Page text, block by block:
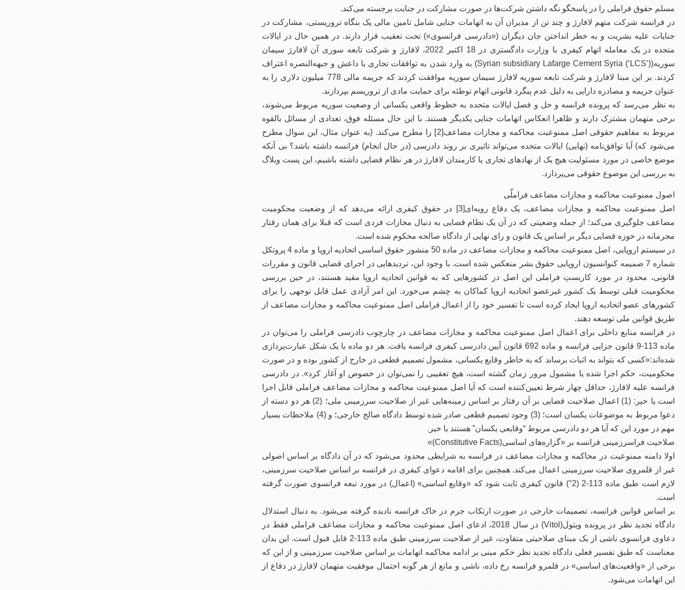
مسلم حقوق فراملی را در پاسخگو نگه داشتن شرکت‌ها در صورت مشارکت در جنایت برجسته می‌کند.
در فرانسه شرکت متهم لافارژ و چند تن از مدیران آن به اتهامات جنایی شامل تامین مالی یک بنگاه تروریستی، مشارکت در
جنایات علیه بشریت و به خطر انداختن جان دیگران («دادرسی فرانسوی») تحت تعقیب قرار دارند. در همین حال در ایالات
متحده در یک معامله اتهام کیفری با وزارت دادگستری در 18 اکتبر 2022، لافارژ و شرکت تابعه سوری آن لافارژ سیمان
سوریه(Syrian subsidiary Lafarge Cement Syria (‘LCS’)) به وارد شدن به توافقات تجاری با داعش و جبهه‌النصره اعتراف
کردند. بر این مبنا لافارژ و شرکت تابعه سوریه لافارژ سیمان سوریه موافقت کردند که جریمه مالی 778 میلیون دلاری را به
عنوان جریمه و مصادره دارایی به دلیل عدم پیگرد قانونی اتهام توطئه برای حمایت مادی از تروریسم بپردازند.
به نظر می‌رسد که پرونده فرانسه و حل و فصل ایالات متحده به خطوط واقعی یکسانی از وضعیت سوریه مربوط می‌شوند،
برخی متهمان مشترک دارند و ظاهرا انعکاس اتهامات جنایی یکدیگر هستند. با این حال مسئله فوق، تعدادی از مسائل بالقوه
مربوط به مفاهیم حقوقی اصل ممنوعیت محاکمه و مجازات مضاعف[2] را مطرح می‌کند. (به عنوان مثال، این سوال مطرح
می‌شود که) آیا توافق‌نامه (نهایی) ایالات متحده می‌تواند تاثیری بر روند دادرسی (در حال انجام) فرانسه داشته باشد؟ بی آنکه
موضع خاصی در مورد مسئولیت هیچ یک از نهادهای تجاری یا کارمندان لافارژ در هر نظام قضایی داشته باشیم، این پست وبلاگ
به بررسی این موضوع حقوقی می‌پردازد.
اصول ممنوعیت محاکمه و مجازات مضاعف فراملّی
اصل ممنوعیت محاکمه و مجازات مضاعف، یک دفاع رویه‌ای[3] در حقوق کیفری ارائه می‌دهد که از وضعیت محکومیت
مضاعف جلوگیری می‌کند؛ از جمله وضعیتی که در آن یک نظام قضایی به دنبال مجازات فردی است که قبلا برای همان رفتار
مجرمانه در حوزه قضایی دیگر بر اساس یک قانون و رای نهایی از دادگاه صالحه محکوم شده است.
در سیستم اروپایی، اصل ممنوعیت محاکمه و مجازات مضاعف در ماده 50 منشور حقوق اساسی اتحادیه اروپا و ماده 4 پروتکل
شماره 7 ضمیمه کنوانسیون اروپایی حقوق بشر منعکس شده است. با وجود این، تردیدهایی در اجرای قضایی قانون و مقررات
قانونی، محدود در مورد کاربستِ فراملی این اصل در کشورهایی که به قوانین اتحادیه اروپا مقید هستند، در حین بررسی
محکومیت قبلی توسط یک کشور غیرعضو اتحادیه اروپا کماکان به چشم می‌خورد. این امر آزادی عمل قابل توجهی را برای
کشورهای عضو اتحادیه اروپا ایجاد کرده است تا تفسیر خود را از اعمال فراملی اصل ممنوعیت محاکمه و مجازات مضاعف از
طریق قوانین ملی توسعه دهند.
در فرانسه منابع داخلی برای اعمال اصل ممنوعیت محاکمه و مجازات مضاعف در چارچوب دادرسی فراملی را می‌توان در
ماده 113-9 قانون جزایی فرانسه و ماده 692 قانون آیین دادرسی کیفری فرانسه یافت. هر دو ماده با یک شکل عبارت‌پردازی
شده‌اند:«کسی که بتواند به اثبات برساند که به خاطر وقایع یکسانی، مشمول تصمیم قطعی در خارج از کشور بوده و در صورت
محکومیت، حکم اجرا شده یا مشمول مرور زمان گشته است، هیچ تعقیبی را نمی‌توان در خصوص او آغاز کرد». در دادرسی
فرانسه علیه لافارژ، حداقل چهار شرط تعیین‌کننده است که آیا اصل ممنوعیت محاکمه و مجازات مضاعف فراملی قابل اجرا
است یا خیر: (1) اعمال صلاحیت قضایی بر آن رفتار بر اساس زمینه‌هایی غیر از صلاحیت سرزمینی ملی؛ (2) هر دو دسته از
دعوا مربوط به موضوعات یکسان است؛ (3) وجود تصمیم قطعی صادر شده توسط دادگاه صالح خارجی؛ و (4) ملاحظات بسیار
مهم در مورد این که آیا هر دو دادرسی مربوط “وقایعی یکسان” هستند یا خیر.
صلاحیت فراسرزمینی فرانسه بر «گزاره‌های اساسی(Constitutive Facts)»
اولا دامنه ممنوعیت در محاکمه و مجازات مضاعف در فرانسه به شرایطی محدود می‌شود که در آن دادگاه بر اساس اصولی
غیر از قلمروی صلاحیت سرزمینی اعمال می‌کند. همچنین برای اقامه دعوای کیفری در فرانسه بر اساس صلاحیت سرزمینی،
لازم است طبق ماده 113-2 (2°) قانون کیفری ثابت شود که «وقایع اساسی» (اعمال) در مورد تبعه فرانسوی صورت گرفته
است.
بر اساس قوانین فرانسه، تصمیمات خارجی در صورت ارتکاب جرم در خاک فرانسه نادیده گرفته می‌شود. به دنبال استدلال
دادگاه تجدید نظر در پرونده ویتول(Vitol) در سال 2018، ادعای اصل ممنوعیت محاکمه و مجازات مضاعف فراملی فقط در
دعاوی فرانسوی ناشی از یک مبنای صلاحیتی متفاوت، غیر از صلاحیت سرزمینی طبق ماده 113-2 قابل قبول است. این بدان
معناست که طبق تفسیر فعلی دادگاه تجدید نظر حکم مبنی بر ادامه محاکمه اتهامات بر اساس صلاحیت سرزمینی و از این که
برخی از «واقعیت‌های اساسی» در قلمرو فرانسه رخ داده، ناشی و مانع از هر گونه احتمال موفقیت متهمان لافارژ در دفاع از
این اتهامات می‌شود.